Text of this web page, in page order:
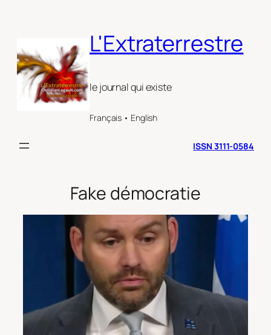
L'Extraterrestre
le journal qui existe
Français • English
ISSN 3111-0584
Fake démocratie